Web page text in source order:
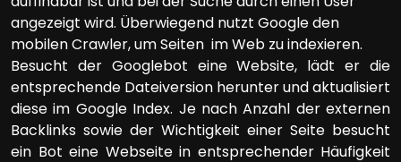
angezeigt wird. Überwiegend nutzt Google den
mobilen Crawler, um Seiten im Web zu indexieren.
Besucht der Googlebot eine Website, lädt er die
entsprechende Dateiversion herunter und aktualisiert
diese im Google Index. Je nach Anzahl der externen
Backlinks sowie der Wichtigkeit einer Seite besucht
ein Bot eine Webseite in entsprechender Häufigkeit